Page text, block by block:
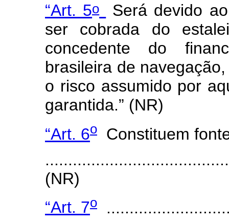
“Art. 5o
Será devido
ser cobrada do
concedente do
brasileira de
o risco assumido por
garantida.” (NR)
“Art. 6o Constituem
(NR)
“Art. 7o